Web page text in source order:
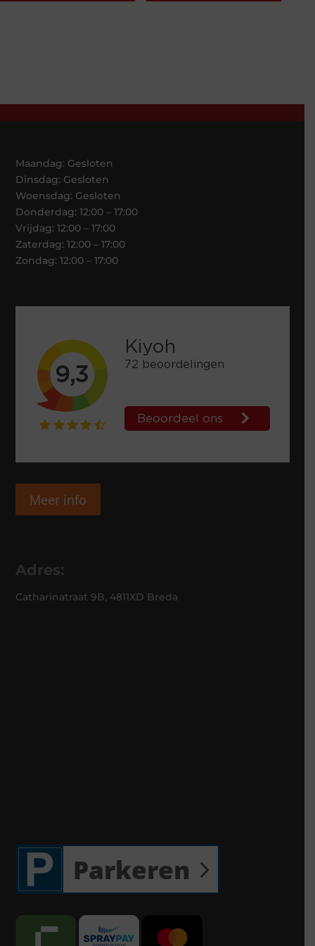
Maandag: Gesloten
Dinsdag: Gesloten
Woensdag: Gesloten
Donderdag: 12:00 – 17:00
Vrijdag: 12:00 – 17:00
Zaterdag: 12:00 – 17:00
Zondag: 12:00 – 17:00
Meer info
Adres:
Catharinatraat 9B, 4811XD Breda
Parkeren